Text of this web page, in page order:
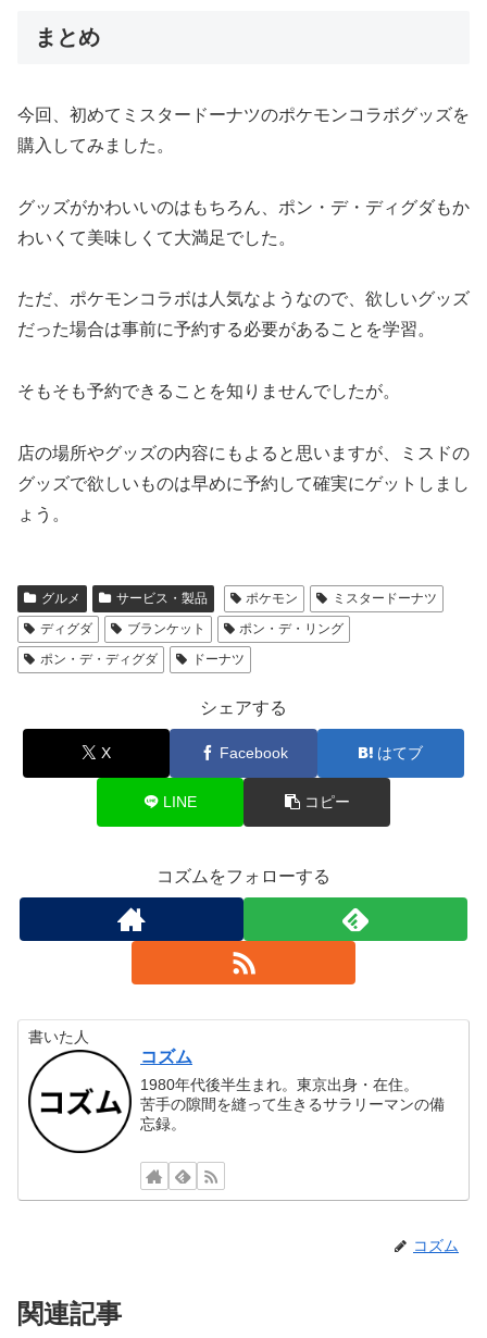
まとめ
今回、初めてミスタードーナツのポケモンコラボグッズを
購入してみました。
グッズがかわいいのはもちろん、ポン・デ・ディグダもか
わいくて美味しくて大満足でした。
ただ、ポケモンコラボは人気なようなので、欲しいグッズ
だった場合は事前に予約する必要があることを学習。
そもそも予約できることを知りませんでしたが。
店の場所やグッズの内容にもよると思いますが、ミスドの
グッズで欲しいものは早めに予約して確実にゲットしまし
ょう。
グルメ サービス・製品 ポケモン
ミスタードーナツ
ディグダ
ブランケット
ポン・デ・リング
ポン・デ・ディグダ
ドーナツ
シェアする
X Facebook はてブ
LINE コピー
コズムをフォローする
書いた人
コズム
1980年代後半生まれ。東京出身・在住。
苦手の隙間を縫って生きるサラリーマンの備
忘録。
コズム
関連記事